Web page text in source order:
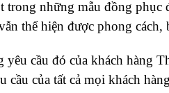
trong những mẫu đồng phục
thể hiện được phong
yêu cầu đó của khách hàng
cầu của tất cả mọi khách